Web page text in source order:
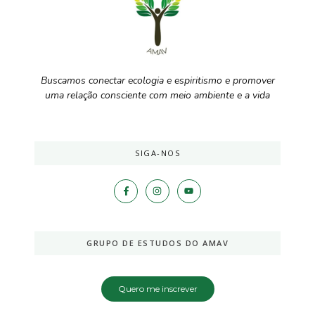
Buscamos conectar ecologia e espiritismo e promover
uma relação consciente com meio ambiente e a vida
SIGA-NOS
GRUPO DE ESTUDOS DO AMAV
Quero me inscrever